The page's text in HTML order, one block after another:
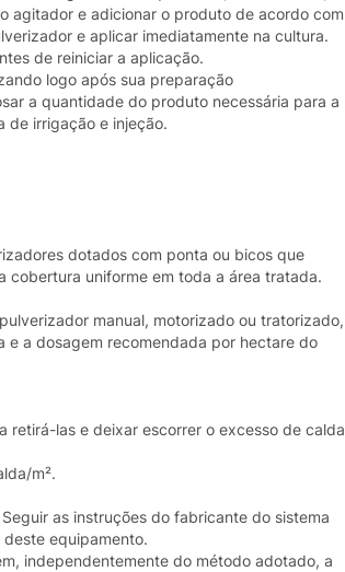
agitador e adicionar o produto de acordo com
e aplicar imediatamente na cultura.
de reiniciar a aplicação.
logo após sua preparação
a quantidade do produto necessária para a
de irrigação e injeção.
dotados com ponta ou bicos que
cobertura uniforme em toda a área tratada.
manual, motorizado ou tratorizado,
e a dosagem recomendada por hectare do
retirá-las e deixar escorrer o excesso de calda
m².
as instruções do fabricante do sistema
equipamento.
independentemente do método adotado, a